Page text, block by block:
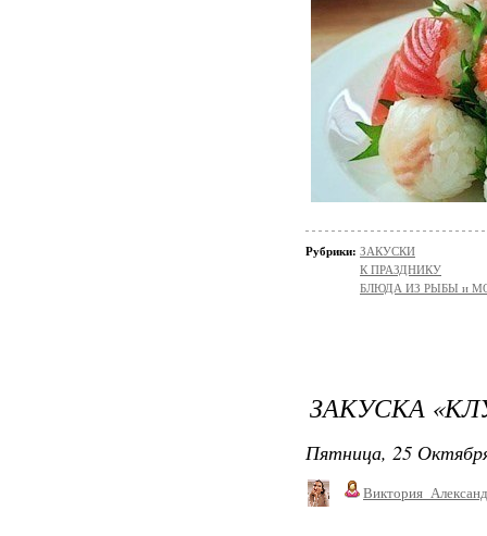
Рубрики: ЗАКУСКИ
К ПРАЗДНИКУ
БЛЮДА ИЗ РЫБЫ и
ЗАКУСКА
Пятница, 25